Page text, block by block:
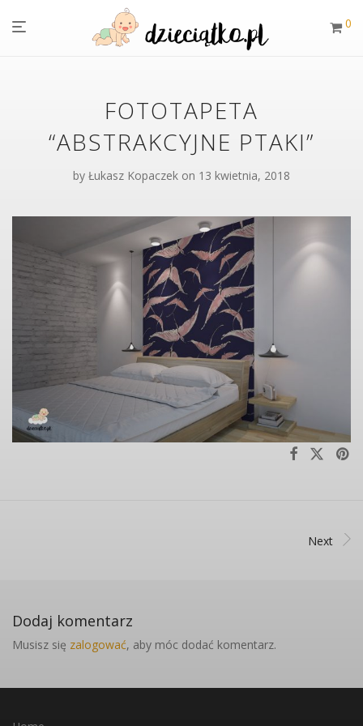
0
FOTOTAPETA
“ABSTRAKCYJNE PTAKI”
by Łukasz Kopaczek on 13 kwietnia, 2018
Next
Dodaj komentarz
Musisz się zalogować, aby móc dodać komentarz.